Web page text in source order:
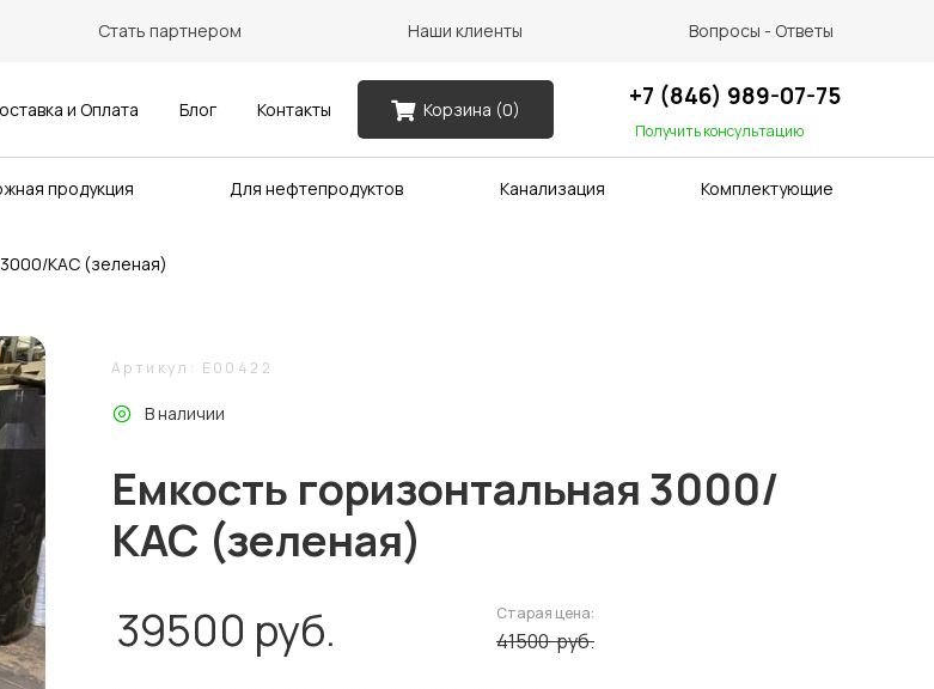
Стать партнером Наши клиенты Вопросы - Ответы
и Оплата Блог Контакты Корзина (0) +7 (846) 989-07-75
Получить консультацию
продукция Для нефтепродуктов Канализация Комплектующие
КАС (зеленая)
Артикул: E00422
В наличии
Емкость горизонтальная 3000/
КАС (зеленая)
39500 руб. Старая цена:
41500руб.